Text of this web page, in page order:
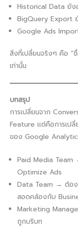
Historical Data ยั
BigQuery Export
Google Ads
สิ่งที่เปลี่ยนจริงๆ คือ “
เท่านั้น
บทสรุป
การเปลี่ยนจาก
Feature แต่คือการเป
ของ Google
Paid Media Team
Optimize Ads
Data Team → ต้อง
สอดคล้องกับ
Marketing
ถูกบริบท